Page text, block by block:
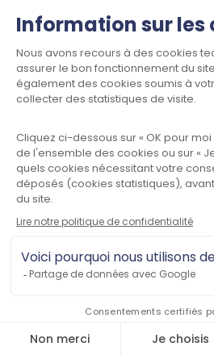
Suivez-nous :
Meet law - Siège
34970
Plan du site
Tous droits